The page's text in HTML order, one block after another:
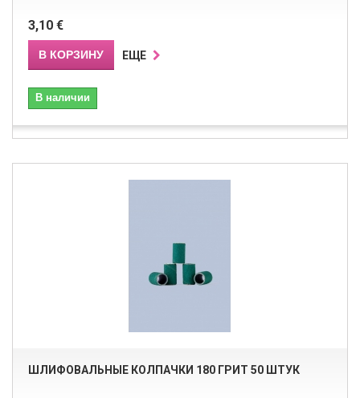
3,10 €
В КОРЗИНУ ЕЩЕ
В наличии
ШЛИФОВАЛЬНЫЕ КОЛПАЧКИ 180 ГРИТ 50 ШТУК